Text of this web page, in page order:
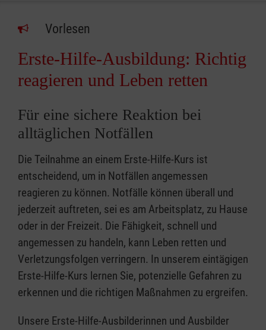
Vorlesen
Erste-Hilfe-Ausbildung: Richtig
reagieren und Leben retten
Für eine sichere Reaktion bei
alltäglichen Notfällen
Die Teilnahme an einem Erste-Hilfe-Kurs ist
entscheidend, um in Notfällen angemessen
reagieren zu können. Notfälle können überall und
jederzeit auftreten, sei es am Arbeitsplatz, zu Hause
oder in der Freizeit. Die Fähigkeit, schnell und
angemessen zu handeln, kann Leben retten und
Verletzungsfolgen verringern. In unserem eintägigen
Erste-Hilfe-Kurs lernen Sie, potenzielle Gefahren zu
erkennen und die richtigen Maßnahmen zu ergreifen.
Unsere Erste-Hilfe-Ausbilderinnen und Ausbilder